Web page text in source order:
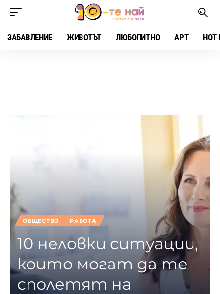
ЗАБАВЛЕНИЕ ЖИВОТЪТ ЛЮБОПИТНО АРТ HOT
ОБЩЕСТВО РАБОТА
10 неловки ситуации,
които могат да те
сполетят на